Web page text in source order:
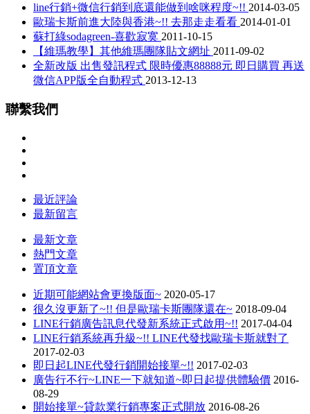
line行銷+微信行銷到底還能做到啥咪程度~!! 2014-03-05
歐瑞卡斯前進大陸與香港~!! 去那走走看看 2014-01-01
蘇打綠sodagreen-喜歡寂寞 2011-10-15
【維瑪教學】其他維瑪團隊貼文網址 2011-09-02
全新改版 出售發訊程式 限時優惠88888元 即日購買 再送
微信APP版全自動程式 2013-12-13
聯繫我們
最近評論
最新留言
最新文章
熱門文章
置頂文章
近期可能網站會更換版面~ 2020-05-17
很久沒更新了~!! 但是歐瑞卡斯團隊還在~ 2018-09-04
LINE行銷廣告訊息代發新系統正式啟用~!! 2017-04-04
LINE行銷系統再升級~!! LINE代發找歐瑞卡斯就對了
2017-02-03
即日起LINE代發行銷開始接單~!! 2017-02-03
廣告行不行~LINE一下就知道~即日起提供體驗價 2016-
08-29
開始接單~貸款業行銷專案正式開放 2016-08-26